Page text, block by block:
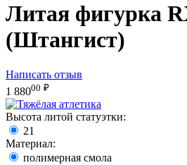
Литая фигурка
(Штангист)
Написать отзыв
1 88000 ₽
Высота литой статуэтки:
21
Материал:
полимерная смола